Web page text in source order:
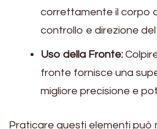
correttamente il corpo
controllo e direzione
Uso della Fronte:
fronte fornisce una
migliore precisione e
Praticare questi elementi può